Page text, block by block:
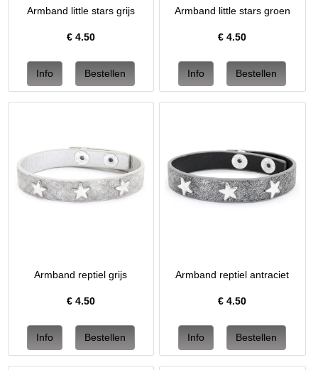
Armband little stars grijs
€ 4.50
Armband little stars groen
€4.50
Armband reptiel grijs
€ 4.50
Armband reptiel antraciet
€4.50